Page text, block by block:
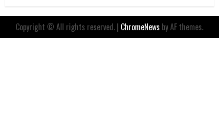
Copyright © All rights reserved. | ChromeNews by AF themes.